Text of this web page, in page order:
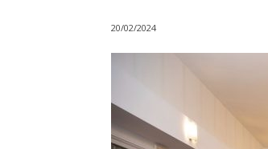
20/02/2024